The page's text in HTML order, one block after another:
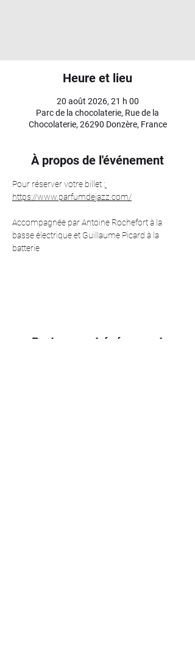
Heure et lieu
20 août 2026, 21 h 00
Parc de la chocolaterie, Rue de la
Chocolaterie, 26290 Donzère, France
À propos de l'événement
Pour réserver votre billet :
https://www.parfumdejazz.com/
Accompagnée par Antoine Rochefort à la
basse électrique et Guillaume Picard à la
batterie
Partager cet événement